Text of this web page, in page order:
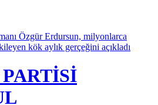
Özgür Erdursun, milyonlarca
kök aylık gerçeğini açıkladı